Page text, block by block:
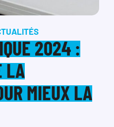
2024 :
LA
MIEUX LA